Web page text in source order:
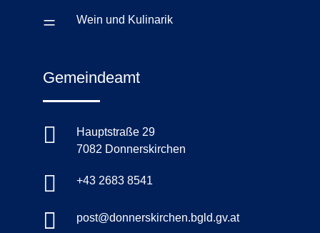
= Wein und Kulinarik
Gemeindeamt

Hauptstraße 29
7082 Donnerskirchen
 +43 2683 8541
 post@donnerskirchen.bgld.gv.at